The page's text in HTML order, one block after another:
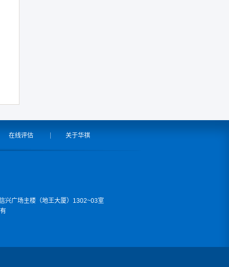
在线评估 关于华祺
兴广场主楼（地王大厦）1302~03室